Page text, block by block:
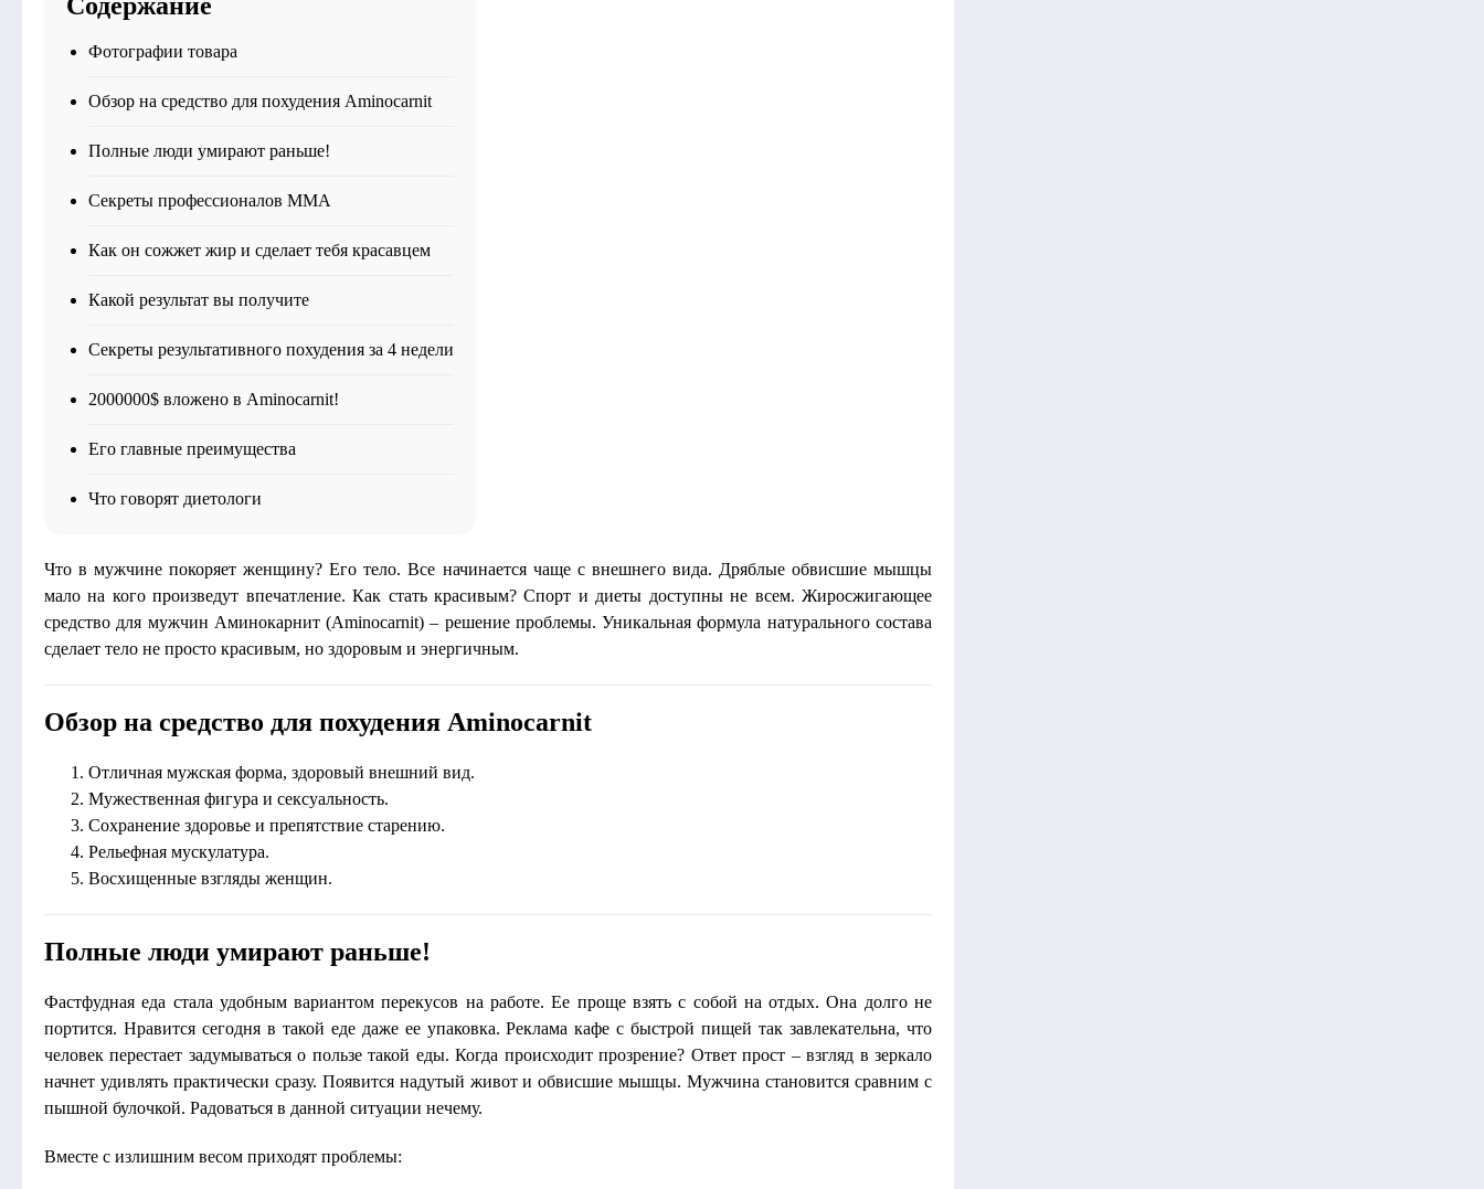
Фотографии товара
Обзор на средство для похудения Aminocarnit
Полные люди умирают раньше!
Секреты профессионалов MMA
Как он сожжет жир и сделает тебя красавцем
Какой результат вы получите
Секреты результативного похудения за 4 недели
2000000$ вложено в Aminocarnit!
Его главные преимущества
Что говорят диетологи
Что в мужчине покоряет женщину? Его тело. Все начинается чаще с внешнего вида. Дряблые обвисшие мышцы
мало на кого произведут впечатление. Как стать красивым? Спорт и диеты доступны не всем. Жиросжигающее
средство для мужчин Аминокарнит (Aminocarnit) – решение проблемы. Уникальная формула натурального состава
сделает тело не просто красивым, но здоровым и энергичным.
Обзор на средство для похудения Aminocarnit
Отличная мужская форма, здоровый внешний вид.
Мужественная фигура и сексуальность.
Сохранение здоровье и препятствие старению.
Рельефная мускулатура.
Восхищенные взгляды женщин.
Полные люди умирают раньше!
Фастфудная еда стала удобным вариантом перекусов на работе. Ее проще взять с собой на отдых. Она долго не
портится. Нравится сегодня в такой еде даже ее упаковка. Реклама кафе с быстрой пищей так завлекательна, что
человек перестает задумываться о пользе такой еды. Когда происходит прозрение? Ответ прост – взгляд в зеркало
начнет удивлять практически сразу. Появится надутый живот и обвисшие мышцы. Мужчина становится сравним с
пышной булочкой. Радоваться в данной ситуации нечему.
Вместе с излишним весом приходят проблемы: